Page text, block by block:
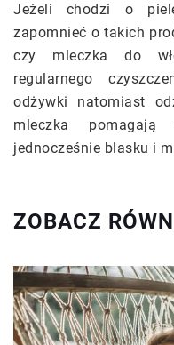
Jeżeli chodzi o
zapomnieć o takich
czy mleczka do
regularnego
odżywki natomiast
mleczka
jednocześnie blasku i
ZOBACZ